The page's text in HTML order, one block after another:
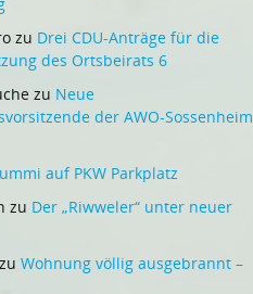
zu Drei CDU-Anträge für die
des Ortsbeirats 6
zu Neue
der AWO-Sossenheim
auf PKW Parkplatz
zu Der „Riwweler“ unter neuer
zu Wohnung völlig ausgebrannt –